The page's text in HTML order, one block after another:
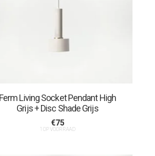
Ferm Living Socket Pendant High
Grijs + Disc Shade Grijs
€75
1 OP VOORRAAD